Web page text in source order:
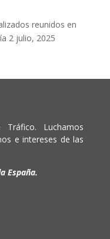
reunidos en
2 julio, 2025
Luchamos
e intereses de las
España.